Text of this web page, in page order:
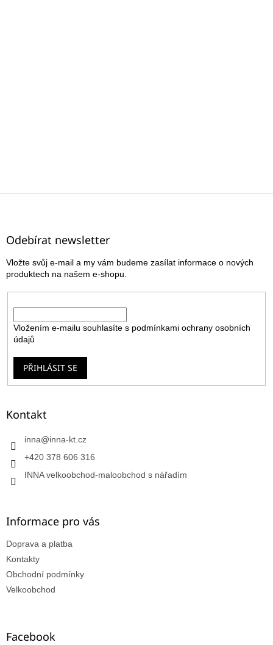
Z
Odebírat newsletter
Vložte svůj e-mail a my vám budeme zasílat informace o nových
produktech na našem e-shopu.
Vložením e-mailu souhlasíte s podmínkami ochrany osobních
údajů
PŘIHLÁSIT SE
Kontakt
inna@inna-kt.cz
+420 378 606 316
INNA velkoobchod-maloobchod s nářadím
Informace pro vás
Doprava a platba
Kontakty
Obchodní podmínky
Velkoobchod
Facebook